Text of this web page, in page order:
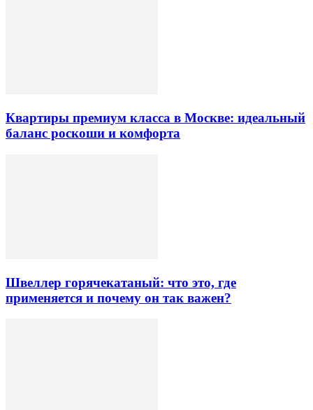
Квартиры премиум класса в Москве: идеальный
баланс роскоши и комфорта
Швеллер горячекатаный: что это, где
применяется и почему он так важен?